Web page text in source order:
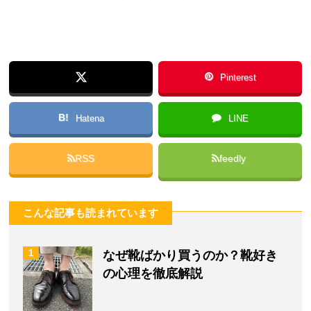
Pinterest
B! Hatena LINE
RSS feedly
こんな記事も読まれています
1
なぜ靴ばかり買うのか？靴好き
の心理を徹底解説